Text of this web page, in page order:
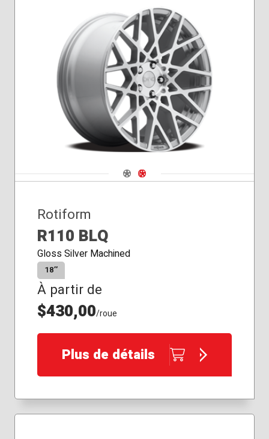
Navigate 1
Navigate 2
Rotiform
R110 BLQ
Gloss Silver Machined
18″
À partir de
$430,00/roue
Plus de détails